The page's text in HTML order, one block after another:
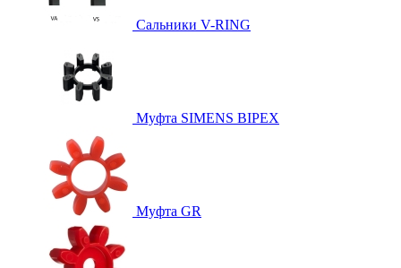
Сальники V-RING
Муфта SIMENS BIPEX
Муфта GR